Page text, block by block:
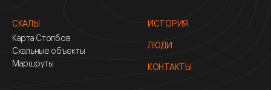
СКАЛЫ
Карта Столбов
Скальные объекты
Маршруты
ИСТОРИЯ
ЛЮДИ
КОНТАКТЫ